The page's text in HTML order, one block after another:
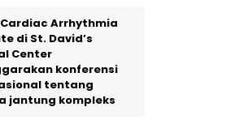
Arrhythmia
di St. David’s
Center
konferensi
tentang
jantung kompleks